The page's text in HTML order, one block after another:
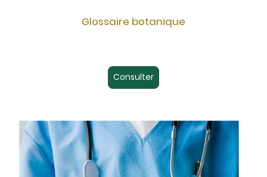
Glossaire botanique
Consulter